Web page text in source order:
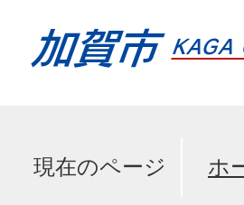
現在のページ ホ